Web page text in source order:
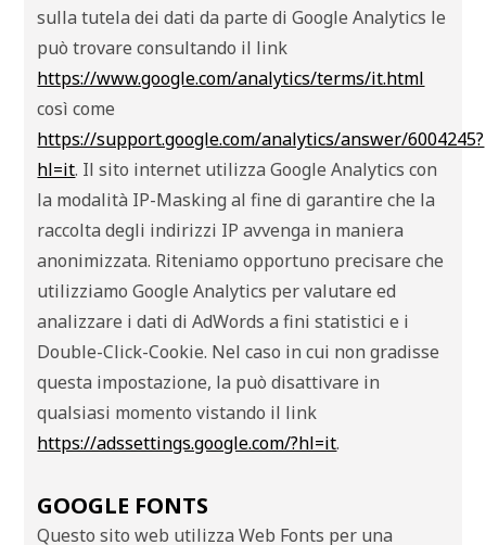
sulla tutela dei dati da parte di Google Analytics le
può trovare consultando il link
https://www.google.com/analytics/terms/it.html
così come
https://support.google.com/analytics/answer/6004245?
hl=it. Il sito internet utilizza Google Analytics con
la modalità IP-Masking al fine di garantire che la
raccolta degli indirizzi IP avvenga in maniera
anonimizzata. Riteniamo opportuno precisare che
utilizziamo Google Analytics per valutare ed
analizzare i dati di AdWords a fini statistici e i
Double-Click-Cookie. Nel caso in cui non gradisse
questa impostazione, la può disattivare in
qualsiasi momento vistando il link
https://adssettings.google.com/?hl=it.
GOOGLE FONTS
Questo sito web utilizza Web Fonts per una